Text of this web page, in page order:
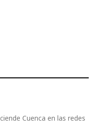
Cuenca en las redes